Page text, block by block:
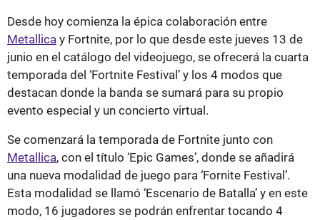
Desde hoy comienza la épica colaboración entre
Metallica y Fortnite, por lo que desde este jueves 13 de
junio en el catálogo del videojuego, se ofrecerá la cuarta
temporada del ‘Fortnite Festival’ y los 4 modos que
destacan donde la banda se sumará para su propio
evento especial y un concierto virtual.
Se comenzará la temporada de Fortnite junto con
Metallica, con el título ‘Epic Games’, donde se añadirá
una nueva modalidad de juego para ‘Fornite Festival’.
Esta modalidad se llamó ‘Escenario de Batalla’ y en este
modo, 16 jugadores se podrán enfrentar tocando 4